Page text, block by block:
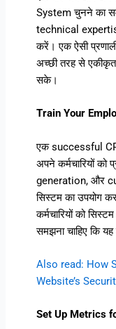
System चुनने का
technical
करें। एक ऐसी
अच्छी तरह से
सके।
Train Your
एक successful
अपने कर्मचारियों को
generation, और
सिस्टम का उपयोग
कर्मचारियों को
समझना चाहिए कि
Also read: How
Website’s
Set Up Metrics